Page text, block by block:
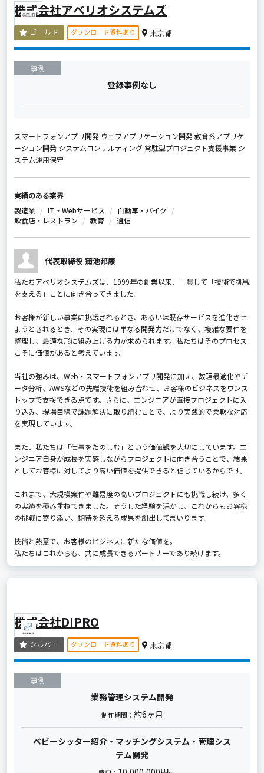
株式会社アベリオシステムズ
ゴールド ダウンロード資料あり 東京都
事例
登録事例なし
スマートフォンアプリ開発 ウェブアプリケーション開発 教育系アプリケ
ーション開発 システムコンサルティング 常駐型プロジェクト支援事業 シ
ステム運用保守
実績のある業界
製造業
IT・Webサービス
自動車・バイク
飲食店・レストラン
教育 通信
代表取締役 蒲池邦康
私たちアベリオシステムズは、1999年の創業以来、一貫して「技術で挑戦
を支える」ことに向き合ってきました。
お客様が新しい事業に挑戦されるとき、あるいは既存サービスを進化させ
ようとされるとき、その実現には単なる開発力だけでなく、複雑な要件を
整理し、最適な形に組み上げる力が求められます。私たちはそのプロセス
こそに価値があると考えています。
当社の強みは、Web・スマートフォンアプリ開発に加え、数理最適化やデ
ータ分析、AWSなどの先端技術を組み合わせ、お客様のビジネスをワンス
トップで支援できる点です。さらに、エンジニアが直接プロジェクトに入
り込み、現場目線で課題解決に取り組むことで、より実践的で柔軟な対応
を実現しています。
また、私たちは「仕事をたのしむ」という価値観を大切にしています。エ
ンジニア自身が成長を実感しながらプロジェクトに向き合うことで、結果
としてお客様に対してより高い価値を提供できると信じているからです。
これまで、大規模案件や難易度の高いプロジェクトにも挑戦し続け、多く
の実績を積み重ねてきました。そうした経験を活かし、これからもお客様
の挑戦に寄り添い、期待を超える成果を創出してまいります。
技術と熱意で、お客様のビジネスに新たな価値を。
私たちはこれからも、共に成長できるパートナーであり続けます。
株式会社DIPRO
シルバー ダウンロード資料あり 東京都
事例
業務管理システム開発
制作期間： 約6ヶ月
ベビーシッター紹介・マッチングシステム・管理シス
テム開発